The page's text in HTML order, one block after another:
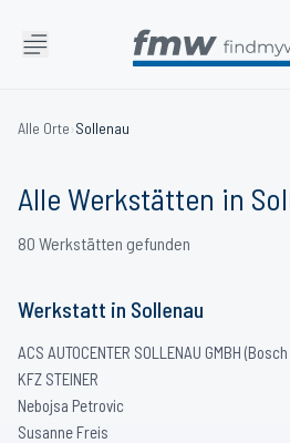
Alle Orte›Sollenau
Alle Werkstätten in
80 Werkstätten gefunden
Werkstatt in Sollenau
ACS AUTOCENTER SOLLENAU GMBH
KFZ STEINER
Nebojsa Petrovic
Susanne Freis